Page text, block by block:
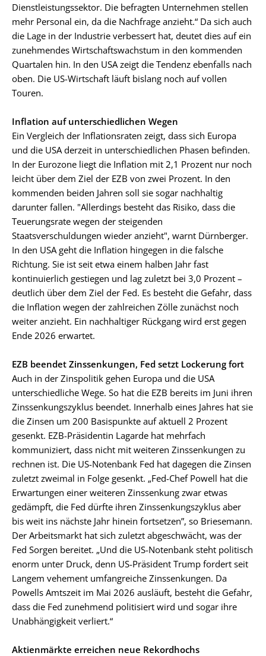
Dienstleistungssektor. Die befragten Unternehmen stellen
mehr Personal ein, da die Nachfrage anzieht.“ Da sich auch
die Lage in der Industrie verbessert hat, deutet dies auf ein
zunehmendes Wirtschaftswachstum in den kommenden
Quartalen hin. In den USA zeigt die Tendenz ebenfalls nach
oben. Die US-Wirtschaft läuft bislang noch auf vollen
Touren.
Inflation auf unterschiedlichen Wegen
Ein Vergleich der Inflationsraten zeigt, dass sich Europa
und die USA derzeit in unterschiedlichen Phasen befinden.
In der Eurozone liegt die Inflation mit 2,1 Prozent nur noch
leicht über dem Ziel der EZB von zwei Prozent. In den
kommenden beiden Jahren soll sie sogar nachhaltig
darunter fallen. "Allerdings besteht das Risiko, dass die
Teuerungsrate wegen der steigenden
Staatsverschuldungen wieder anzieht", warnt Dürnberger.
In den USA geht die Inflation hingegen in die falsche
Richtung. Sie ist seit etwa einem halben Jahr fast
kontinuierlich gestiegen und lag zuletzt bei 3,0 Prozent –
deutlich über dem Ziel der Fed. Es besteht die Gefahr, dass
die Inflation wegen der zahlreichen Zölle zunächst noch
weiter anzieht. Ein nachhaltiger Rückgang wird erst gegen
Ende 2026 erwartet.
EZB beendet Zinssenkungen, Fed setzt Lockerung fort
Auch in der Zinspolitik gehen Europa und die USA
unterschiedliche Wege. So hat die EZB bereits im Juni ihren
Zinssenkungszyklus beendet. Innerhalb eines Jahres hat sie
die Zinsen um 200 Basispunkte auf aktuell 2 Prozent
gesenkt. EZB-Präsidentin Lagarde hat mehrfach
kommuniziert, dass nicht mit weiteren Zinssenkungen zu
rechnen ist. Die US-Notenbank Fed hat dagegen die Zinsen
zuletzt zweimal in Folge gesenkt. „Fed-Chef Powell hat die
Erwartungen einer weiteren Zinssenkung zwar etwas
gedämpft, die Fed dürfte ihren Zinssenkungszyklus aber
bis weit ins nächste Jahr hinein fortsetzen”, so Briesemann.
Der Arbeitsmarkt hat sich zuletzt abgeschwächt, was der
Fed Sorgen bereitet. „Und die US-Notenbank steht politisch
enorm unter Druck, denn US-Präsident Trump fordert seit
Langem vehement umfangreiche Zinssenkungen. Da
Powells Amtszeit im Mai 2026 ausläuft, besteht die Gefahr,
dass die Fed zunehmend politisiert wird und sogar ihre
Unabhängigkeit verliert.“
Aktienmärkte erreichen neue Rekordhochs